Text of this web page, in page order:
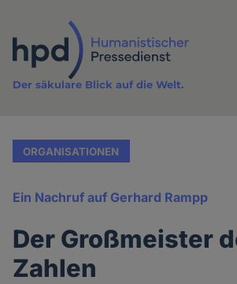
Inhalt
Der säkulare Blick auf die Welt.
ORGANISATIONEN
Ein Nachruf auf Gerhard Rampp
Der Großmeister
Zahlen